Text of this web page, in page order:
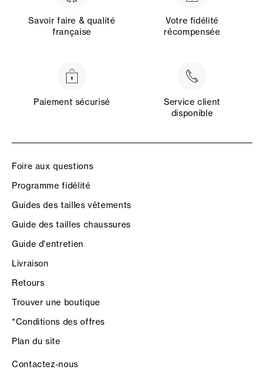
Savoir faire & qualité
française
Votre fidélité
récompensée
Paiement sécurisé
Service client
disponible
Foire aux questions
Programme fidélité
Guides des tailles vêtements
Guide des tailles chaussures
Guide d'entretien
Livraison
Retours
Trouver une boutique
*Conditions des offres
Plan du site
Contactez-nous